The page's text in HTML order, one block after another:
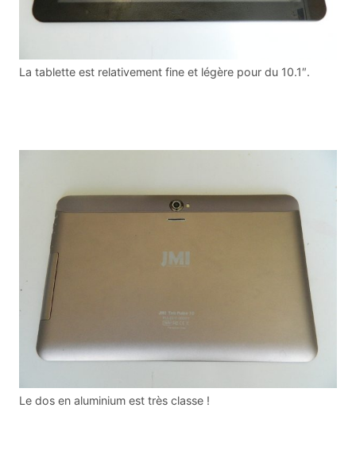
La tablette est relativement fine et légère pour du 10.1″.
Le dos en aluminium est très classe !